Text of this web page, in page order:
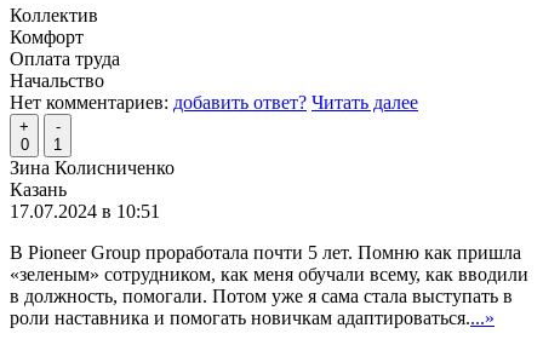
Коллектив
Комфорт
Оплата труда
Начальство
Нет комментариев: добавить ответ? Читать далее
+
0
-
1
Зина Колисниченко
Казань
17.07.2024 в 10:51
В Pioneer Group проработала почти 5 лет. Помню как пришла
«зеленым» сотрудником, как меня обучали всему, как вводили
в должность, помогали. Потом уже я сама стала выступать в
роли наставника и помогать новичкам адаптироваться....»